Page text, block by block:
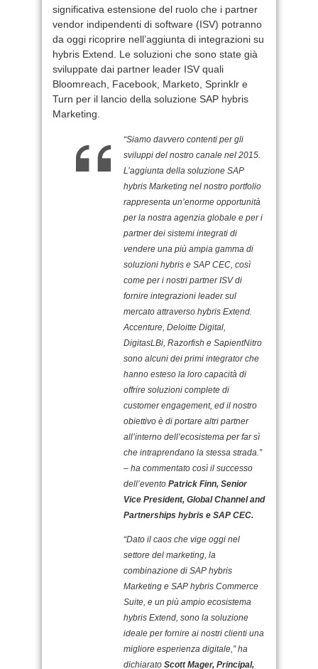
significativa estensione del ruolo che i partner
vendor indipendenti di software (ISV) potranno
da oggi ricoprire nell’aggiunta di integrazioni su
hybris Extend. Le soluzioni che sono state già
sviluppate dai partner leader ISV quali
Bloomreach, Facebook, Marketo, Sprinklr e
Turn per il lancio della soluzione SAP hybris
Marketing.
“Siamo davvero contenti per gli
sviluppi del nostro canale nel 2015.
L’aggiunta della soluzione SAP
hybris Marketing nel nostro portfolio
rappresenta un’enorme opportunità
per la nostra agenzia globale e per i
partner dei sistemi integrati di
vendere una più ampia gamma di
soluzioni hybris e SAP CEC, così
come per i nostri partner ISV di
fornire integrazioni leader sul
mercato attraverso hybris Extend.
Accenture, Deloitte Digital,
DigitasLBi, Razorfish e SapientNitro
sono alcuni dei primi integrator che
hanno esteso la loro capacità di
offrire soluzioni complete di
customer engagement, ed il nostro
obiettivo è di portare altri partner
all’interno dell’ecosistema per far sì
che intraprendano la stessa strada.”
– ha commentato così il successo
dell’evento Patrick Finn, Senior
Vice President, Global Channel and
Partnerships hybris e SAP CEC.
“Dato il caos che vige oggi nel
settore del marketing, la
combinazione di SAP hybris
Marketing e SAP hybris Commerce
Suite, e un più ampio ecosistema
hybris Extend, sono la soluzione
ideale per fornire ai nostri clienti una
migliore esperienza digitale,” ha
dichiarato Scott Mager, Principal,